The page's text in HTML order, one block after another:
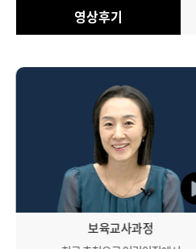
영상후기
보육교사과정